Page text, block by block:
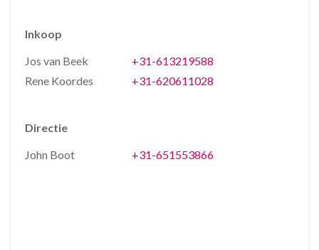
Inkoop
Jos van Beek
+31-613219588
Rene Koordes
+31-620611028
Directie
John Boot
+31-651553866